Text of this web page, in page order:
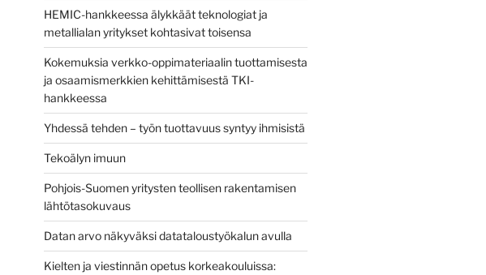
HEMIC-hankkeessa älykkäät teknologiat ja
metallialan yritykset kohtasivat toisensa
Kokemuksia verkko-oppimateriaalin tuottamisesta
ja osaamismerkkien kehittämisestä TKI-
hankkeessa
Yhdessä tehden – työn tuottavuus syntyy ihmisistä
Tekoälyn imuun
Pohjois-Suomen yritysten teollisen rakentamisen
lähtötasokuvaus
Datan arvo näkyväksi datataloustyökalun avulla
Kielten ja viestinnän opetus korkeakouluissa: